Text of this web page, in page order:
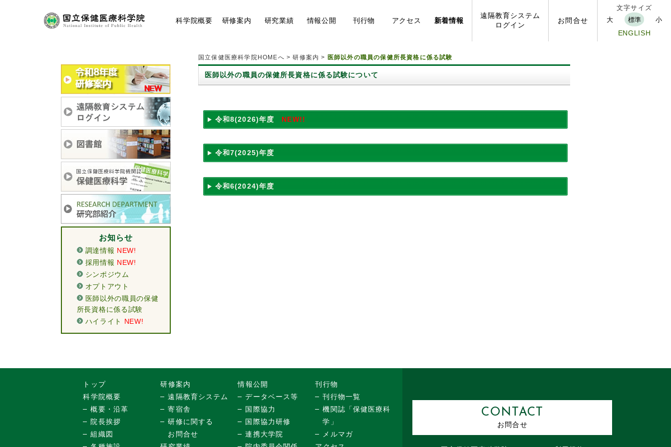
科学院概要 研修案内 研究業績 情報公開 刊行物 アク セス 新着情報
遠隔教育システム
ログイン
お問 合せ
文字サイズ
大
標準 小
ENGLISH
国立保健医療科学院HOMEへ >研修案内 > 医師以外の職員の保健所長資格に係る試験
医師以外の職員の保健所長資格に係る試験について
令和8(2026)年度 NEW!!
令和7(2025)年度
令和6(2024)年度
お知らせ
調達情報 NEW!
採用情報 NEW!
シンポジウム
オプトアウト
医師以外の職員の保健
所長資格に係る試験
ハイライト
NEW!
トップ
科学院概要
概要・沿革
院長挨拶
組織図
研修案内
遠隔教育システム
寄宿舎
研修に関する
お問合せ
情報公開
データベース等
国際協力
国際協力研修
連携大学院
刊行物
刊行物一覧
機関誌「保健医療科
学」
メルマガ
CONTACT
お問合せ